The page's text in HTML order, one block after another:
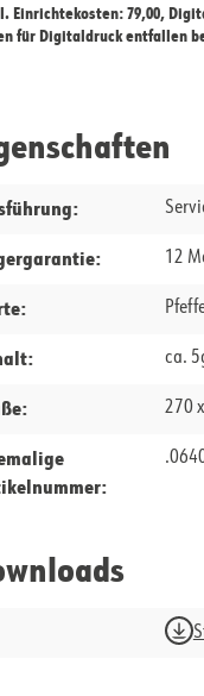
Einrichtekosten: 79,00,
für Digitaldruck entfallen
12
ca.
270